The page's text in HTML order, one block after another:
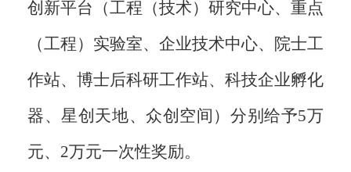
创新平台（工程（技术）研究中心、重点
（工程）实验室、企业技术中心、院士工
作站、博士后科研工作站、科技企业孵化
器、星创天地、众创空间）分别给予5万
元、2万元一次性奖励。